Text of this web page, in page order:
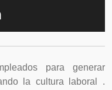
para generar
la cultura laboral .